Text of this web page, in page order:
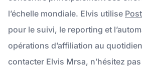
l’échelle mondiale. Elvis utilise
pour le suivi, le reporting et
opérations d’affiliation au
contacter Elvis Mrsa, n’hésitez